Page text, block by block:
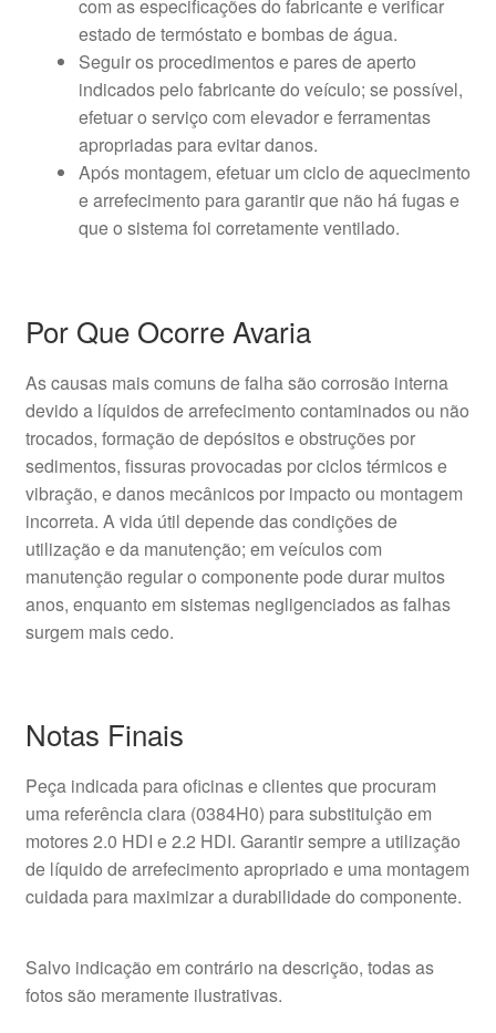
com as especificações do fabricante e verificar
estado de termóstato e bombas de água.
Seguir os procedimentos e pares de aperto
indicados pelo fabricante do veículo; se possível,
efetuar o serviço com elevador e ferramentas
apropriadas para evitar danos.
Após montagem, efetuar um ciclo de aquecimento
e arrefecimento para garantir que não há fugas e
que o sistema foi corretamente ventilado.
Por Que Ocorre Avaria
As causas mais comuns de falha são corrosão interna
devido a líquidos de arrefecimento contaminados ou não
trocados, formação de depósitos e obstruções por
sedimentos, fissuras provocadas por ciclos térmicos e
vibração, e danos mecânicos por impacto ou montagem
incorreta. A vida útil depende das condições de
utilização e da manutenção; em veículos com
manutenção regular o componente pode durar muitos
anos, enquanto em sistemas negligenciados as falhas
surgem mais cedo.
Notas Finais
Peça indicada para oficinas e clientes que procuram
uma referência clara (0384H0) para substituição em
motores 2.0 HDI e 2.2 HDI. Garantir sempre a utilização
de líquido de arrefecimento apropriado e uma montagem
cuidada para maximizar a durabilidade do componente.
Salvo indicação em contrário na descrição, todas as
fotos são meramente ilustrativas.